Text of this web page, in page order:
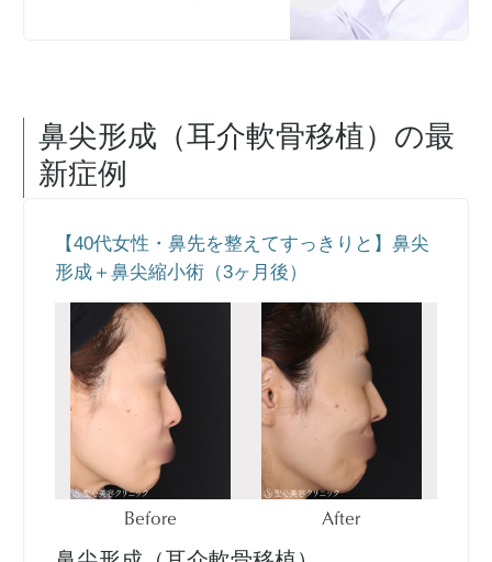
鼻尖形成（耳介軟骨移植） の最
新症例
【40代女性・鼻先を整えてすっきりと】鼻尖
形成＋鼻尖縮小術（3ヶ月後）
Before After